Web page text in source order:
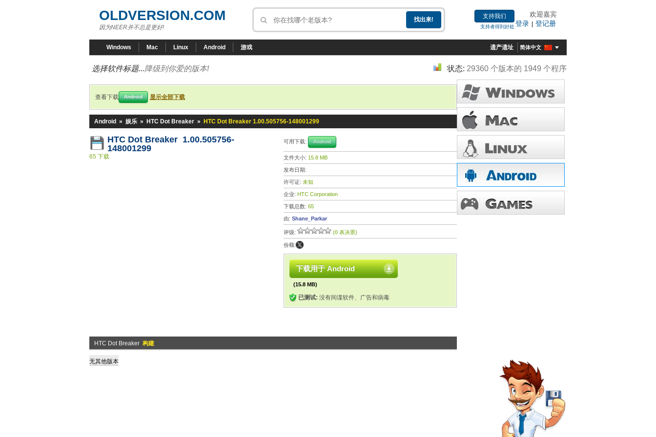
OLDVERSION.COM
因为NEER并不总是更好!
支持我们
支持者得到好处
欢迎嘉宾
登录 | 登记册
Windows Mac Linux Android 游戏 遗产遗址 简体中文
选择软件标题...降级到你爱的版本! 状态: 29360 个版本的 1949 个程序
查看下载 Android 显示全部下载
Android » 娱乐 » HTC Dot Breaker » HTC Dot Breaker 1.00.505756-148001299
HTC Dot Breaker 1.00.505756-
148001299
65 下载
可用下载: Android
文件大小: 15.8 MB
发布日期:
许可证: 未知
企业: HTC Corporation
下载总数: 65
由: Shane_Parkar
评级: (0 表决票)
份额:
下载用于 Android
(15.8 MB)
已测试: 没有间谍软件、广告和病毒
HTC Dot Breaker 构建
无其他版本